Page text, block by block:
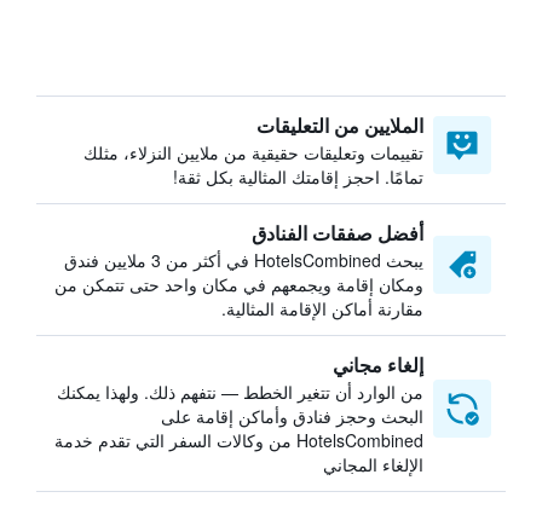
الملايين من التعليقات
تقييمات وتعليقات حقيقية من ملايين النزلاء، مثلك
تمامًا. احجز إقامتك المثالية بكل ثقة!
أفضل صفقات الفنادق
يبحث HotelsCombined في أكثر من 3 ملايين فندق
ومكان إقامة ويجمعهم في مكان واحد حتى تتمكن من
مقارنة أماكن الإقامة المثالية.
إلغاء مجاني
من الوارد أن تتغير الخطط — نتفهم ذلك. ولهذا يمكنك
البحث وحجز فنادق وأماكن إقامة على
HotelsCombined من وكالات السفر التي تقدم خدمة
الإلغاء المجاني